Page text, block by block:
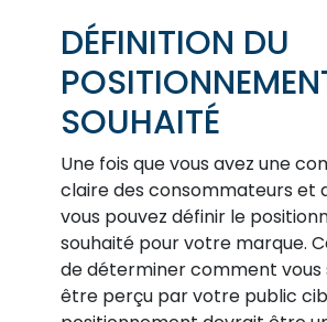
DÉFINITION DU
SOUHAITÉ
Une fois que vous avez une
claire des consommateurs et
vous pouvez définir le
souhaité pour votre marque.
de déterminer comment vous
être perçu par votre public